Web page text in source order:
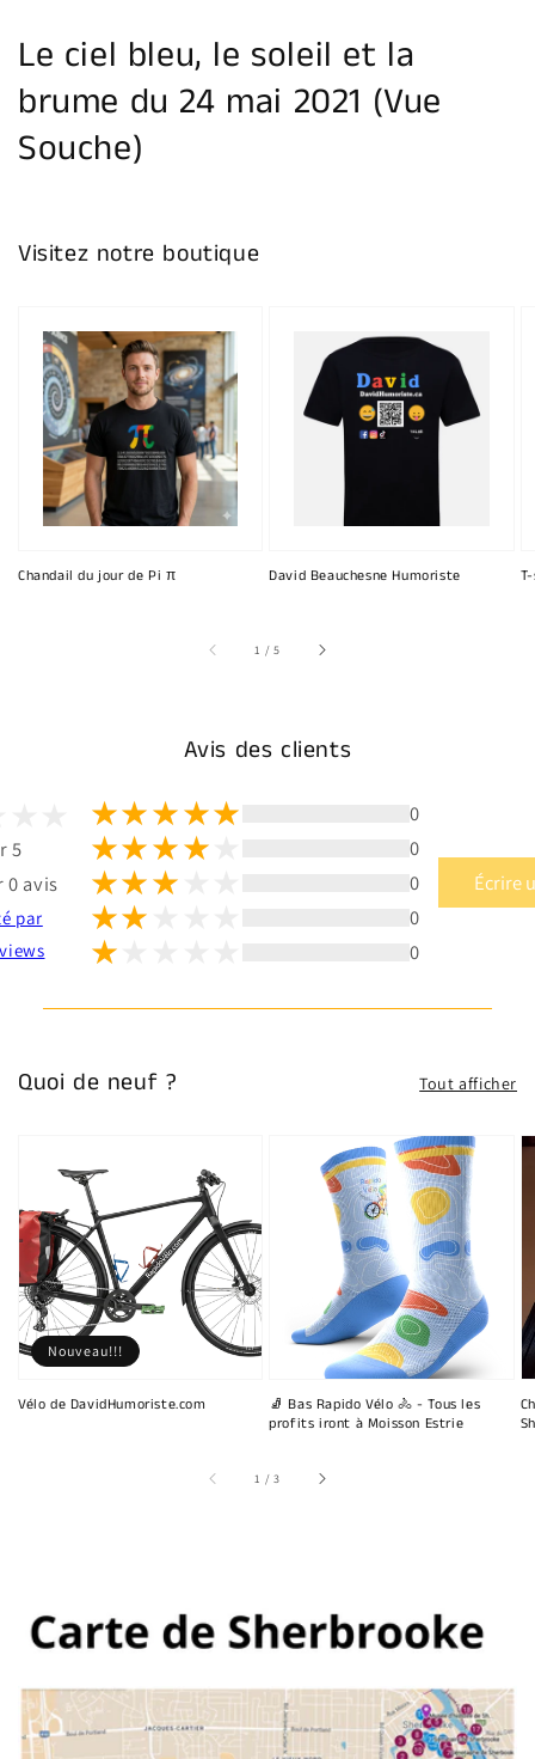
Le ciel bleu, le soleil et la
brume du 24 mai 2021 (Vue
Souche)
Visitez notre boutique
Chandail du jour de Pi π David Beauchesne Humoriste
1 /sur
5
Avis des clients
5
0 avis
par
0
0
0
0
0
Écrire
Quoi de neuf ? Tout afficher
Vélo de DavidHumoriste.com
Nouveau!!!
🧦 Bas Rapido Vélo 🚴 - Tous les
profits iront à Moisson Estrie
1 /sur
3